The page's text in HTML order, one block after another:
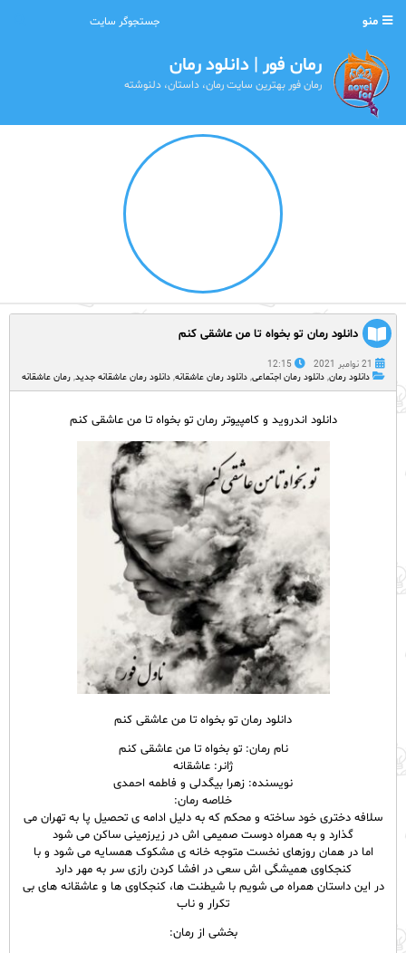
منو
رمان فور | دانلود رمان
رمان فور بهترین سایت رمان، داستان، دلنوشته
دانلود رمان تو بخواه تا من عاشقی کنم
21 نوامبر 2021
12:15
دانلود رمان, دانلود رمان اجتماعی, دانلود رمان عاشقانه, دانلود رمان عاشقانه جدید, رمان عاشقانه
دانلود اندروید و کامپیوتر رمان تو بخواه تا من عاشقی کنم
دانلود رمان تو بخواه تا من عاشقی کنم
نام رمان: تو بخواه تا من عاشقی کنم
ژانر: عاشقانه
نویسنده: زهرا بیگدلی و فاطمه احمدی
خلاصه رمان:
سلافه دختری خود ساخته و محکم که به دلیل ادامه ی تحصیل پا به تهران می
گذارد و به همراه دوست صمیمی اش در زیرزمینی ساکن می شود
اما در همان روزهای نخست متوجه خانه ی مشکوک همسایه می شود و با
کنجکاوی همیشگی اش سعی در افشا کردن رازی سر به مهر دارد
در این داستان همراه می شویم با شیطنت ها، کنجکاوی ها و عاشقانه های بی
تکرار و ناب
بخشی از رمان: